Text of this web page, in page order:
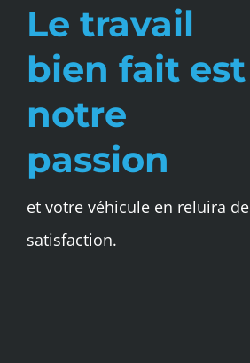
Le travail
bien fait est
notre
passion
et votre véhicule en reluira de
satisfaction.